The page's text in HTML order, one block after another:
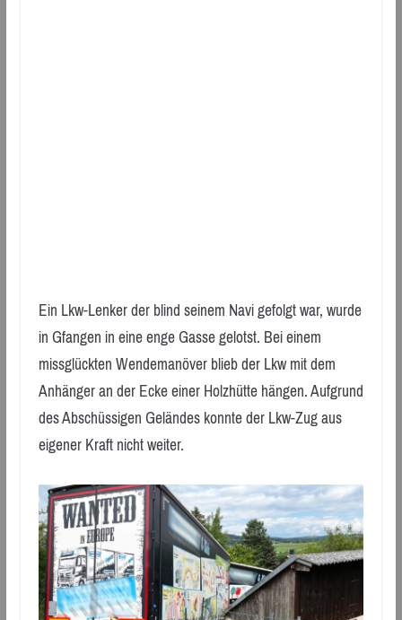
Ein Lkw-Lenker der blind seinem Navi gefolgt war, wurde
in Gfangen in eine enge Gasse gelotst. Bei einem
missglückten Wendemanöver blieb der Lkw mit dem
Anhänger an der Ecke einer Holzhütte hängen. Aufgrund
des Abschüssigen Geländes konnte der Lkw-Zug aus
eigener Kraft nicht weiter.